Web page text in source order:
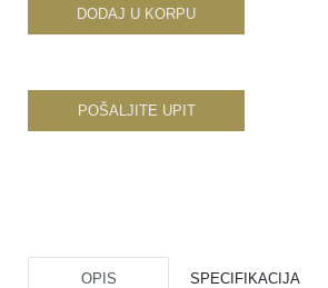
DODAJ U KORPU
POŠALJITE UPIT
OPIS SPECIFIKACIJA